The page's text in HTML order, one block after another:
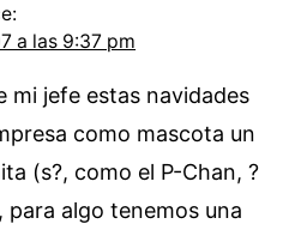
a las 9:37 pm
mi jefe estas navidades
como mascota un
(s?, como el P-Chan, ?
para algo tenemos una